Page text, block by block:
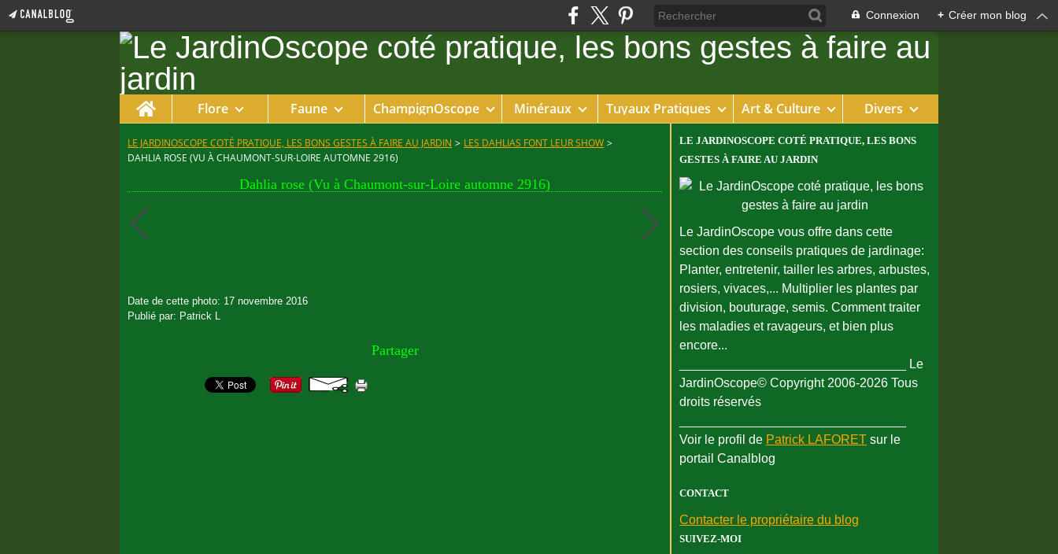
Connexion + Créer mon blog
Home Flore Faune ChampignOscope Minéraux Tuyaux Pratiques Art & Culture Divers
LE JARDINOSCOPE COTÉ PRATIQUE, LES BONS GESTES À FAIRE AU JARDIN > LES DAHLIAS FONT LEUR SHOW >
DAHLIA ROSE (VU À CHAUMONT-SUR-LOIRE AUTOMNE 2916)
Dahlia rose (Vu à Chaumont-sur-Loire automne 2916)
Date de cette photo: 17 novembre 2016
Publié par: Patrick L
Partager
LE JARDINOSCOPE COTÉ PRATIQUE, LES BONS
GESTES À FAIRE AU JARDIN
Le JardinOscope vous offre dans cette
section des conseils pratiques de jardinage:
Planter, entretenir, tailler les arbres, arbustes,
rosiers, vivaces,... Multiplier les plantes par
division, bouturage, semis. Comment traiter
les maladies et ravageurs, et bien plus
encore...
________________________________ Le
JardinOscope© Copyright 2006-2026 Tous
droits réservés
Voir le profil de Patrick LAFORET sur le
portail Canalblog
CONTACT
Contacter le propriétaire du blog
SUIVEZ-MOI